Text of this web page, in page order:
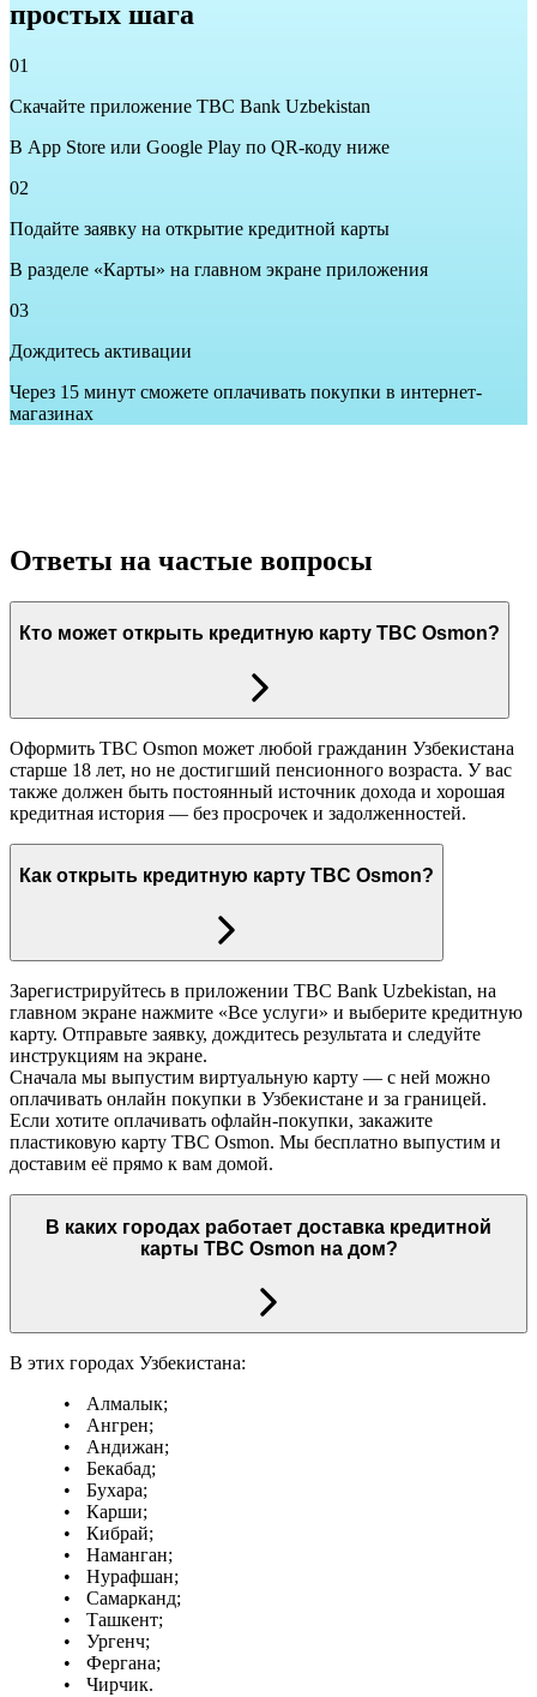
простых шага
01
Скачайте приложение TBC Bank Uzbekistan
В App Store или Google Play по QR-коду ниже
02
Подайте заявку на открытие кредитной карты
В разделе «Карты» на главном экране приложения
03
Дождитесь активации
Через 15 минут сможете оплачивать покупки в интернет-
магазинах
Ответы на частые вопросы
Кто может открыть кредитную карту TBC Osmon?
Оформить TBC Osmon может любой гражданин Узбекистана
старше 18 лет, но не достигший пенсионного возраста. У вас
также должен быть постоянный источник дохода и хорошая
кредитная история — без просрочек и задолженностей.
Как открыть кредитную карту TBC Osmon?
Зарегистрируйтесь в приложении TBC Bank Uzbekistan, на
главном экране нажмите «Все услуги» и выберите кредитную
карту. Отправьте заявку, дождитесь результата и следуйте
инструкциям на экране.
Сначала мы выпустим виртуальную карту — с ней можно
оплачивать онлайн покупки в Узбекистане и за границей.
Если хотите оплачивать офлайн-покупки, закажите
пластиковую карту TBC Osmon. Мы бесплатно выпустим и
доставим её прямо к вам домой.
В каких городах работает доставка кредитной
карты TBC Osmon на дом?
В этих городах Узбекистана:
Алмалык;
Ангрен;
Андижан;
Бекабад;
Бухара;
Карши;
Кибрай;
Наманган;
Нурафшан;
Самарканд;
Ташкент;
Ургенч;
Фергана;
Чирчик.